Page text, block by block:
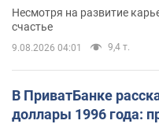
Несмотря на развитие
счастье
9.08.2026 04:01 9,4 т.
В ПриватБанке
доллары 1996 года: